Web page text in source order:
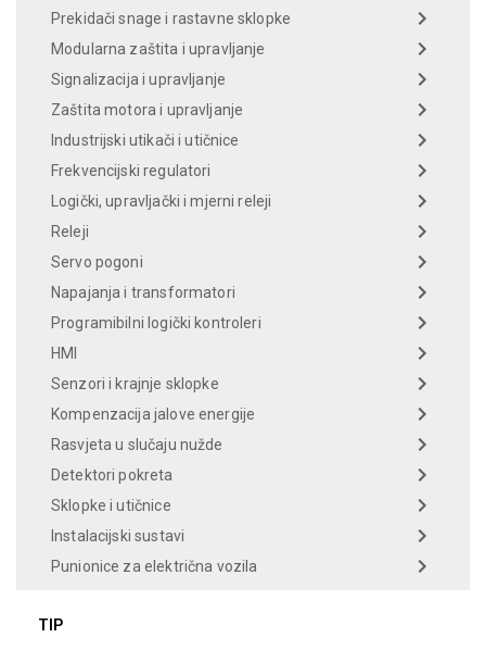
Prekidači snage i rastavne sklopke
Modularna zaštita i upravljanje
Signalizacija i upravljanje
Zaštita motora i upravljanje
Industrijski utikači i utičnice
Frekvencijski regulatori
Logički, upravljački i mjerni releji
Releji
Servo pogoni
Napajanja i transformatori
Programibilni logički kontroleri
HMI
Senzori i krajnje sklopke
Kompenzacija jalove energije
Rasvjeta u slučaju nužde
Detektori pokreta
Sklopke i utičnice
Instalacijski sustavi
Punionice za električna vozila
TIP